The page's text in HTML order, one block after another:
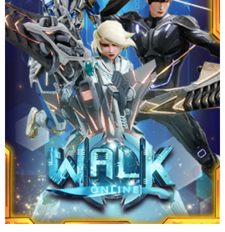
เกม MMORPG ธีมโรงเรียนสุดคลาสสิกที่ชวนให้คิดถึง ตอนนี้มาอยู่บน
มือถือแล้ว! เลือกโรงเรียน สร้างตัวละครของคุณ และครองความเป็น
หนึ่งใน ‘School War’ ไปพร้อมกับองค์กรของคุณ เดินไปด้วยกันสู่
ชัยชนะ!
Website
Download